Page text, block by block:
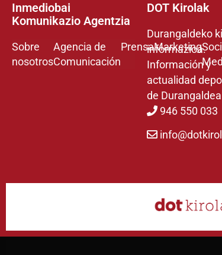
Inmediobai
Komunikazio Agentzia
Sobre
nosotros
Agencia de
Comunicación
PrensaMarketing
DOT Kirolak
Durangaldeko
informazioa.
Información y
actualidad
de Durangaldea
946 550 033